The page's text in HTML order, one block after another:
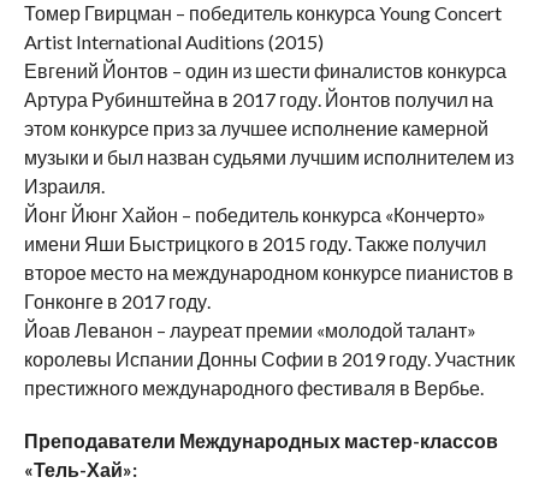
Томер Гвирцман – победитель конкурса Young Concert
Artist International Auditions (2015)
Евгений Йонтов – один из шести финалистов конкурса
Артура Рубинштейна в 2017 году. Йонтов получил на
этом конкурсе приз за лучшее исполнение камерной
музыки и был назван судьями лучшим исполнителем из
Израиля.
Йонг Йюнг Хайон – победитель конкурса «Кончерто»
имени Яши Быстрицкого в 2015 году. Также получил
второе место на международном конкурсе пианистов в
Гонконге в 2017 году.
Йоав Леванон – лауреат премии «молодой талант»
королевы Испании Донны Софии в 2019 году. Участник
престижного международного фестиваля в Вербье.
Преподаватели Международных мастер-классов
«Тель-Хай»: